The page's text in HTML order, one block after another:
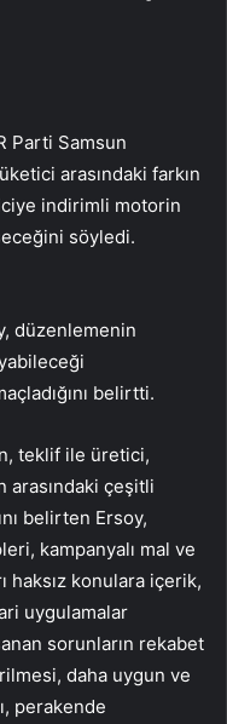
Parti Samsun
arasındaki farkın
indirimli motorin
söyledi.
düzenlemenin
belirtti.
teklif ile üretici,
çeşitli
belirten Ersoy,
kampanyalı mal ve
haksız konulara içerik,
uygulamalar
sorunların rekabet
daha uygun ve
perakende